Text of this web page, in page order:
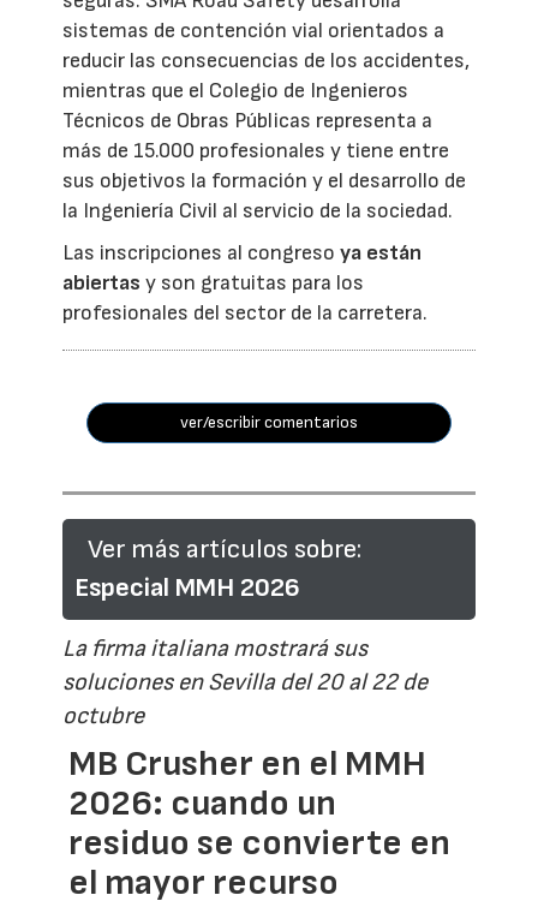
sistemas de contención vial orientados a
reducir las consecuencias de los accidentes,
mientras que el Colegio de Ingenieros
Técnicos de Obras Públicas representa a
más de 15.000 profesionales y tiene entre
sus objetivos la formación y el desarrollo de
la Ingeniería Civil al servicio de la sociedad.
Las inscripciones al congresoya están
abiertas y son gratuitas para los
profesionales del sector de la carretera.
ver/escribir comentarios
Ver más artículos sobre:
Especial MMH 2026
La firma italiana mostrará sus
soluciones en Sevilla del 20 al 22 de
octubre
MB Crusher en el MMH
2026: cuando un
residuo se convierte en
el mayor recurso